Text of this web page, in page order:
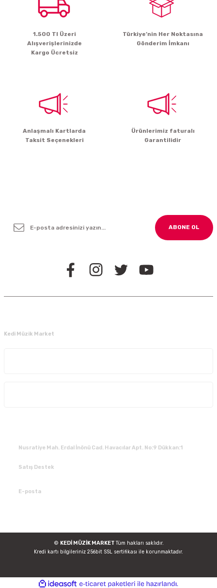
Ürün resmi kalitesiz, bozuk veya görüntülenemiyor.
Ürün fiyatı diğer sitelerden daha pahalı.
1.500 Tl Üzeri
Alışverişlerinizde
Kargo Ücretsiz
Türkiye’nin Her Noktasına
Gönderim İmkanı
Anlaşmalı Kartlarda
Taksit Seçenekleri
Ürünlerimiz faturalı
Garantilidir
ABONE OL
Kedi Müzik Market
Nusratiye Mah. Erdal İnönü Cad. Havacılar Apt. No:9 Dükkan:1
Satış Destek
E-posta
© KEDİ MÜZİK MARKETTüm hakları saklıdır.
Kredi kartı bilgileriniz 256bit SSL sertifikası ile korunmaktadır.
ideasoft e-